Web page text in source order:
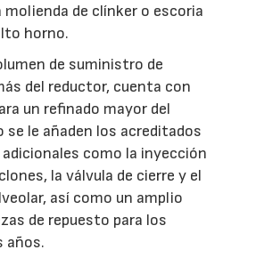
de clínker o escoria
horno.
de suministro de
del reductor, cuenta con
un refinado mayor del
se le añaden los acreditados
como la inyección
la válvula de cierre y el
así como un amplio
de repuesto para los
años.